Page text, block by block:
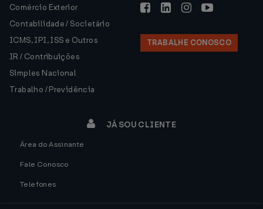
Comércio Exterior
Contabilidade / Societário
ICMS, IPI, ISS e Outros
IR / Contribuições
Simples Nacional
Trabalho / Previdência
TRABALHE CONOSCO
JÁ SOU CLIENTE
Área do Assinante
Fale Conosco
Telefones